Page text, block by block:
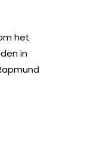
het
in